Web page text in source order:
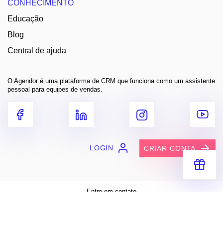
para você vender muito mais
CONHECIMENTO
Educação
Blog
Central de ajuda
O Agendor é uma plataforma de CRM que funciona como um assistente
pessoal para equipes de vendas.
LOGIN CRIAR CONTA
Entre em contato